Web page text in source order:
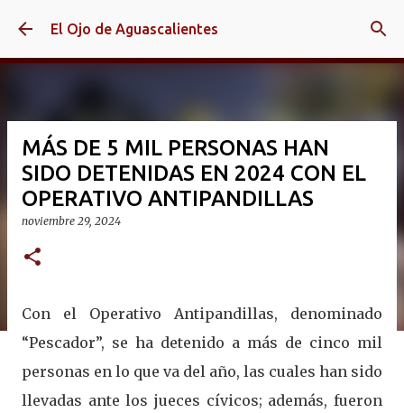
Ir al contenido principal
El Ojo de Aguascalientes
MÁS DE 5 MIL PERSONAS HAN
SIDO DETENIDAS EN 2024 CON EL
OPERATIVO ANTIPANDILLAS
noviembre 29, 2024
Con el Operativo Antipandillas, denominado
“Pescador”, se ha detenido a más de cinco mil
personas en lo que va del año, las cuales han sido
llevadas ante los jueces cívicos; además, fueron